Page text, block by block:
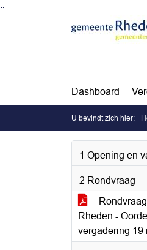
Dashboard
U bevindt zich hier:
1 Opening en
2 Rondvraag
Rheden -
vergadering 19